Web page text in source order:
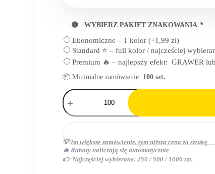
🟡 WYBIERZ PAKIET ZNAKOWANIA *
Ekonomiczne – 1 kolor (+1,99 zł)
Standard ⭐ – full kolor / najcześciej
Premium 🔥 – najlepszy efekt: GRAWER
📦 Minimalne zamówienie: 100 szt.
ilość
Etui
na
okulary
przeciwsłoneczne
RPET
💡 Im większe zamówienie, tym niższa cena za sztukę
🔥 Rabaty naliczają się automatycznie
👉 Najczęściej wybierane: 250 / 500 / 1000 szt.